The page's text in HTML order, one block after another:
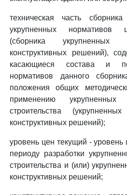
техническая часть
укрупненных нормативов
(сборника укрупненных
конструктивных решений),
касающиеся состава и
нормативов данного
положения общих
применению
строительства
конструктивных решений);
уровень цен текущий - уровень
периоду разработки
строительства и (или)
конструктивных решений;